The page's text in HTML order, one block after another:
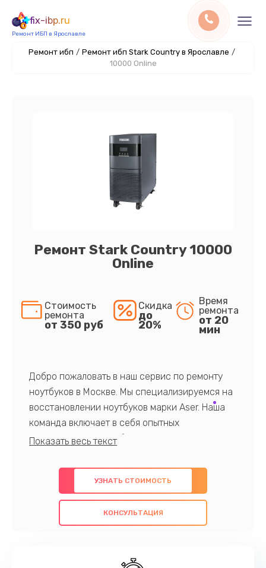
fix-ibp.ru
Ремонт ИБП в Ярославле
Ремонт ибп / Ремонт ибп Stark Country в Ярославле /
10000 Online
Ремонт Stark Country 10000
Online
Стоимость
ремонта
от 350 руб
Скидка
до
20%
Время
ремонта
от 20
мин
Добро пожаловать в наш сервис по ремонту
ноутбуков в Москве. Мы специализируемся на
восстановлении ноутбуков марки Aser. Наша
команда включает в себя опытных
профессионалов с обширными знаниями и
предлагаем быстрый и качественный ремонт с
использованием оригинальных компонентов, а
также гарантируем качество всех
проведенных работ. Наша цель - предоставить
наилучшим образом. Не медлите записаться на
УЗНАТЬ СТОИМОСТЬ
КОНСУЛЬТАЦИЯ